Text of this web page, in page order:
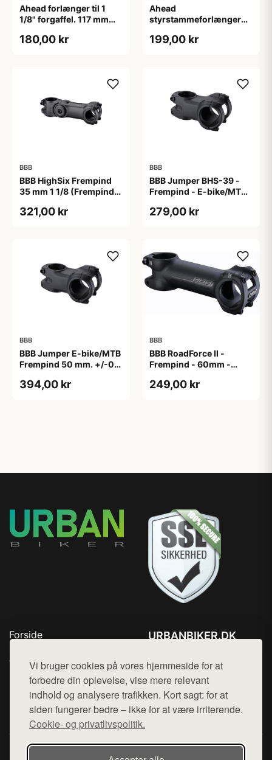
Vi bruger cookies på vores hjemmeside for at
forbedre din oplevelse, vise mere relevant
indhold og analysere trafikken. Kort sagt: for at
siden fungerer bedre – ikke for at være irriterende.
Cookie- og privatlivspolitik.
Ahead forlænger til 1
1/8" forgaffel. 117 mm
180,00 kr
Ahead
styrstammeforlænger
199,00 kr
BBB
BBB HighSix Frempind
35 mm 1 1/8 (Frempind
321,00 kr
BBB
BBB Jumper BHS-39 -
Frempind - E-bike/MTB -
279,00 kr
BBB
BBB Jumper E-bike/MTB
Frempind 50 mm. +/-0
394,00 kr
BBB
BBB RoadForce II -
Frempind - 60mm -
249,00 kr
Forside
Top Rabatter
Blog
Kontakt
URBANBIKER.DK
Mail: hej@want.dk
Cookie- og privatlivspolitik